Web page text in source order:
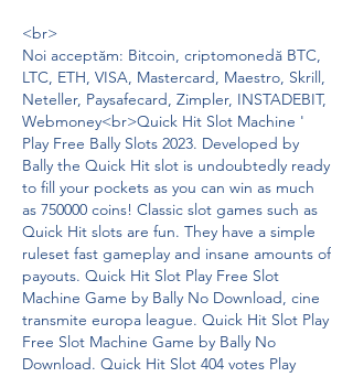
<br>
Noi acceptăm: Bitcoin, criptomonedă BTC,
LTC, ETH, VISA, Mastercard, Maestro, Skrill,
Neteller, Paysafecard, Zimpler, INSTADEBIT,
Webmoney<br>Quick Hit Slot Machine '
Play Free Bally Slots 2023. Developed by
Bally the Quick Hit slot is undoubtedly ready
to fill your pockets as you can win as much
as 750000 coins! Classic slot games such as
Quick Hit slots are fun. They have a simple
ruleset fast gameplay and insane amounts of
payouts. Quick Hit Slot Play Free Slot
Machine Game by Bally No Download, cine
transmite europa league. Quick Hit Slot Play
Free Slot Machine Game by Bally No
Download. Quick Hit Slot 404 votes Play